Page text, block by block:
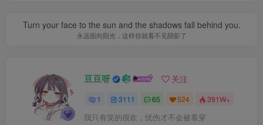
Turn your face to the sun and the shadows fall behind you.
永远面向阳光，这样你就看不见阴影了
豆豆呀 关注
1 3111 65 524 391W+
我只有笑的很欢，忧伤才不会被看穿